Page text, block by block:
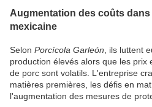
Augmentation des coûts
mexicaine
Selon Porcícola Garleón, ils luttent
production élevés alors que les prix
de porc sont volatils. L'entreprise
matières premières, les défis en
l'augmentation des mesures de